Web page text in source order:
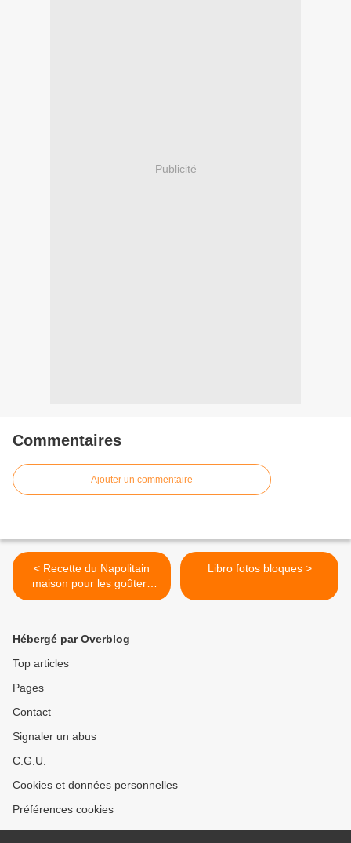
Publicité
Commentaires
Ajouter un commentaire
< Recette du Napolitain
maison pour les goûters
d'enfants - technique photo
Libro fotos bloques >
Hébergé par Overblog
Top articles
Pages
Contact
Signaler un abus
C.G.U.
Cookies et données personnelles
Préférences cookies